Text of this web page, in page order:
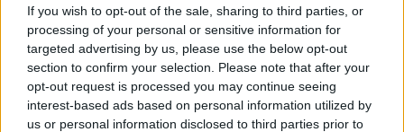
If you wish to opt-out of the sale, sharing to third parties, or
processing of your personal or sensitive information for
targeted advertising by us, please use the below opt-out
section to confirm your selection. Please note that after your
opt-out request is processed you may continue seeing
interest-based ads based on personal information utilized by
us or personal information disclosed to third parties prior to